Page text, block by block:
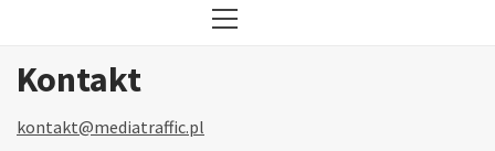
MENU
Kontakt
kontakt@mediatraffic.pl